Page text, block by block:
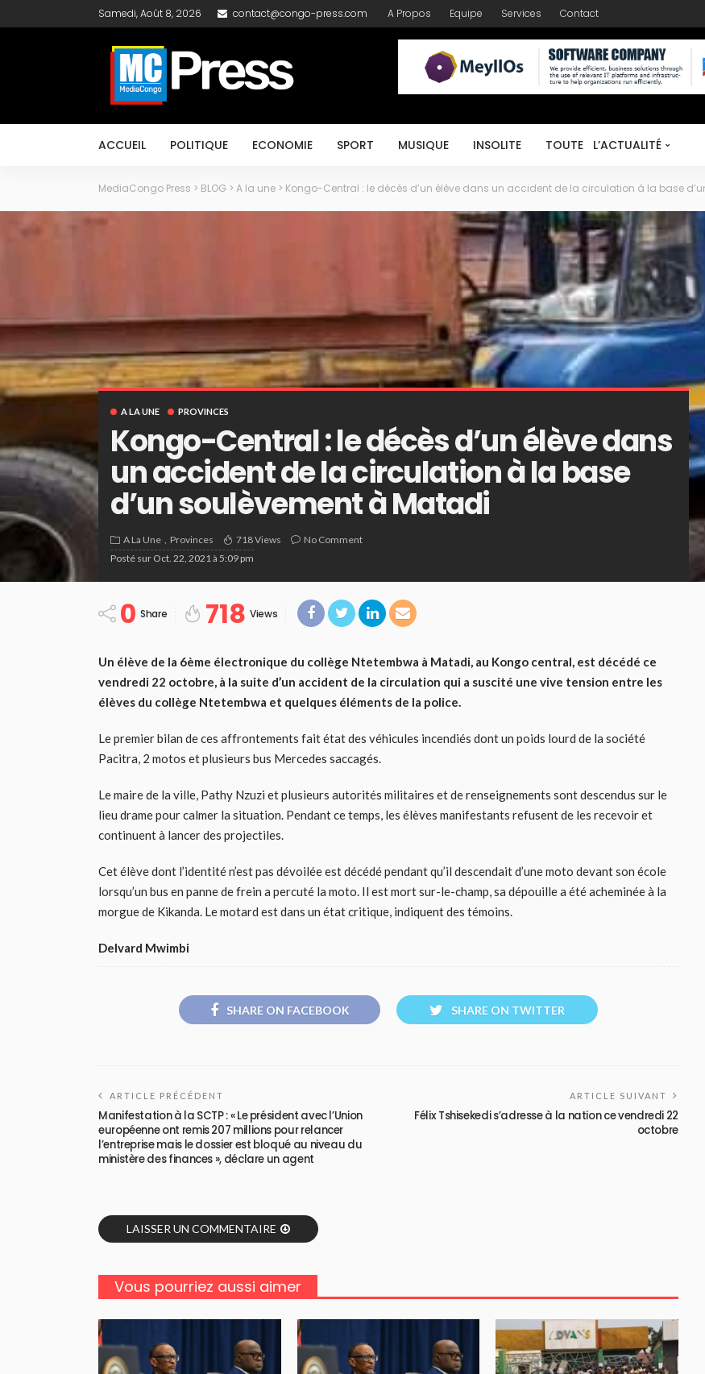
Samedi, Août 8, 2026 contact@congo-press.com A Propos Equipe Services Contact
ACCUEIL POLITIQUE ECONOMIE SPORT MUSIQUE INSOLITE TOUTE L’ACTUALITÉ
MediaCongo Press > BLOG > A la une > Kongo-Central : le décès d’un élève dans un accident de la circulation à la base
A LA UNE PROVINCES
Kongo-Central : le décès d’un élève dans
un accident de la circulation à la base
d’un soulèvement à Matadi
A La Une Provinces 718 Views
No Comment
Posté sur Oct. 22, 2021 à 5:09 pm
0 Share 718 Views
Un élève de la 6ème électronique du collège Ntetembwa à Matadi, au Kongo central, est décédé ce
vendredi 22 octobre, à la suite d’un accident de la circulation qui a suscité une vive tension entre les
élèves du collège Ntetembwa et quelques éléments de la police.
Le premier bilan de ces affrontements fait état des véhicules incendiés dont un poids lourd de la société
Pacitra, 2 motos et plusieurs bus Mercedes saccagés.
Le maire de la ville, Pathy Nzuzi et plusieurs autorités militaires et de renseignements sont descendus sur le
lieu drame pour calmer la situation. Pendant ce temps, les élèves manifestants refusent de les recevoir et
continuent à lancer des projectiles.
Cet élève dont l’identité n’est pas dévoilée est décédé pendant qu’il descendait d’une moto devant son école
lorsqu’un bus en panne de frein a percuté la moto. Il est mort sur-le-champ, sa dépouille a été acheminée à la
morgue de Kikanda. Le motard est dans un état critique, indiquent des témoins.
Delvard Mwimbi
SHARE ON FACEBOOK SHARE ON TWITTER
ARTICLE PRÉCÉDENT
Manifestation à la SCTP : « Le président avec l’Union
européenne ont remis 207 millions pour relancer
l’entreprise mais le dossier est bloqué au niveau du
ministère des finances », déclare un agent
ARTICLE SUIVANT
Félix Tshisekedi s’adresse à la nation ce vendredi 22
octobre
LAISSER UN COMMENTAIRE
Vous pourriez aussi aimer